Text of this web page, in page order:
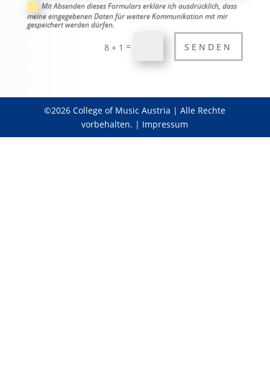
Mit Absenden dieses Formulars erkläre ich ausdrücklich, dass
meine eingegebenen Daten für weitere Kommunikation mit mir
gespeichert werden dürfen.
8 + 1 = SENDEN
©2026 College of Music Austria | Alle Rechte
vorbehalten. | Impressum